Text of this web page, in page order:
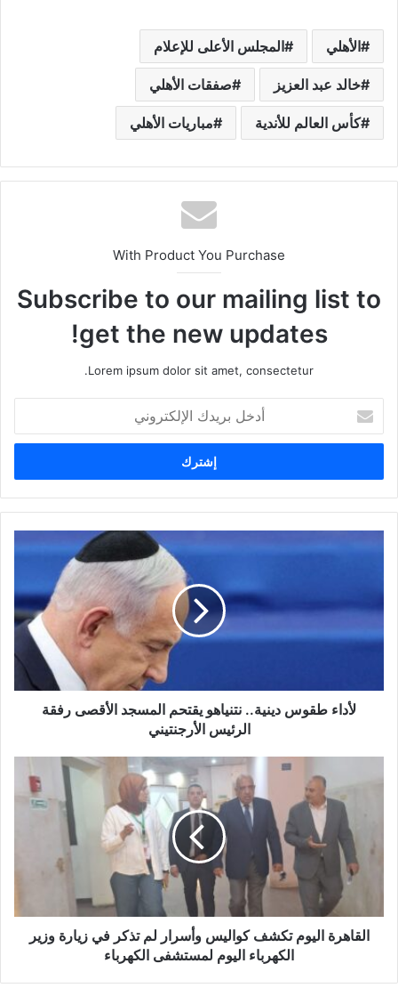
الأهلي المجلس الأعلى للإعلام
خالد عبد العزيز صفقات الأهلي
كأس العالم للأندية مباريات الأهلي
With Product You Purchase
Subscribe to our mailing list to
get the new updates!
Lorem ipsum dolor sit amet, consectetur.
خ
ب
ر
ل
إ
لأداء طقوس دينية.. نتنياهو يقتحم المسجد الأقصى رفقة
الرئيس الأرجنتيني
القاهرة اليوم تكشف كواليس وأسرار لم تذكر في زيارة وزير
الكهرباء اليوم لمستشفى الكهرباء